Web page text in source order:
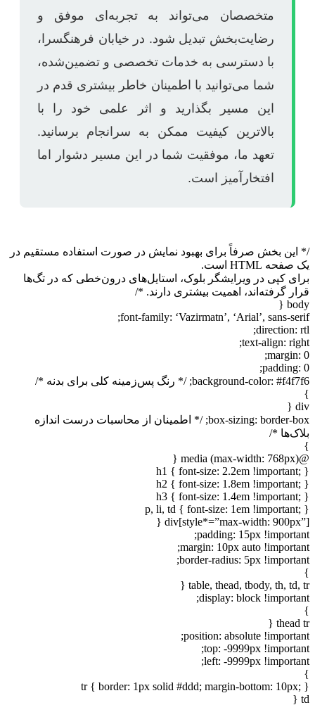
متخصصان می‌تواند به تجربه‌ای موفق و
رضایت‌بخش تبدیل شود. در خیابان فرهنگسرا،
با دسترسی به خدمات تخصصی و تضمین‌شده،
شما می‌توانید با اطمینان خاطر بیشتری قدم در
این مسیر بگذارید و اثر علمی خود را با
بالاترین کیفیت ممکن به سرانجام برسانید.
تعهد ما، موفقیت شما در این مسیر دشوار اما
افتخارآمیز است.
/* این بخش صرفاً برای بهبود نمایش در صورت استفاده مستقیم در
یک صفحه HTML است.
برای کپی در ویرایشگر بلوک، استایل‌های درون‌خطی که در تگ‌ها
قرار گرفته‌اند، اهمیت بیشتری دارند. */
body {
font-family: ‘Vazirmatn’, ‘Arial’, sans-serif;
direction: rtl;
text-align: right;
margin: 0;
padding: 0;
background-color: #f4f7f6; /* رنگ پس‌زمینه کلی برای بدنه */
}
div {
box-sizing: border-box; /* اطمینان از محاسبات درست اندازه
بلاک‌ها */
}
@media (max-width: 768px) {
h1 { font-size: 2.2em !important; }
h2 { font-size: 1.8em !important; }
h3 { font-size: 1.4em !important; }
p, li, td { font-size: 1em !important; }
div[style*=”max-width: 900px”] {
padding: 15px !important;
margin: 10px auto !important;
border-radius: 5px !important;
}
table, thead, tbody, th, td, tr {
display: block !important;
}
thead tr {
position: absolute !important;
top: -9999px !important;
left: -9999px !important;
}
tr { border: 1px solid #ddd; margin-bottom: 10px; }
td {